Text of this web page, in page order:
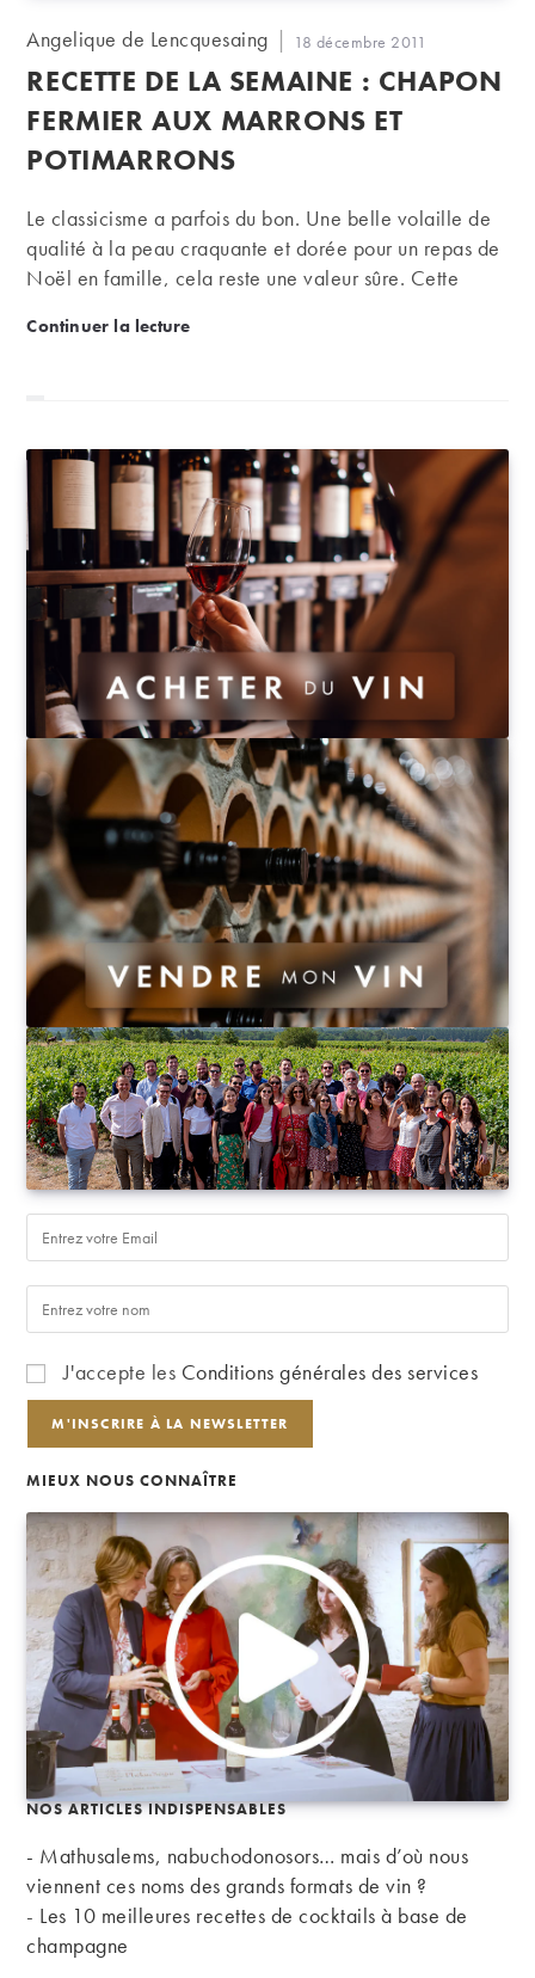
Auteur/autrice
la
publication :
Angelique de Lencquesaing
Publication
publiée :
18 décembre 2011
RECETTE DE LA SEMAINE : CHAPON
FERMIER AUX MARRONS ET
POTIMARRONS
Le classicisme a parfois du bon. Une belle volaille de
qualité à la peau craquante et dorée pour un repas de
Noël en famille, cela reste une valeur sûre. Cette
avec des bordeaux rouges, un beau champagne
Continuer la lectureRecette de la semaine : chapon fermier aux
J'accepte les Conditions générales des services
MIEUX NOUS CONNAÎTRE
NOS ARTICLES INDISPENSABLES
- Mathusalems, nabuchodonosors… mais d’où nous
viennent ces noms des grands formats de vin ?
- Les 10 meilleures recettes de cocktails à base de
champagne